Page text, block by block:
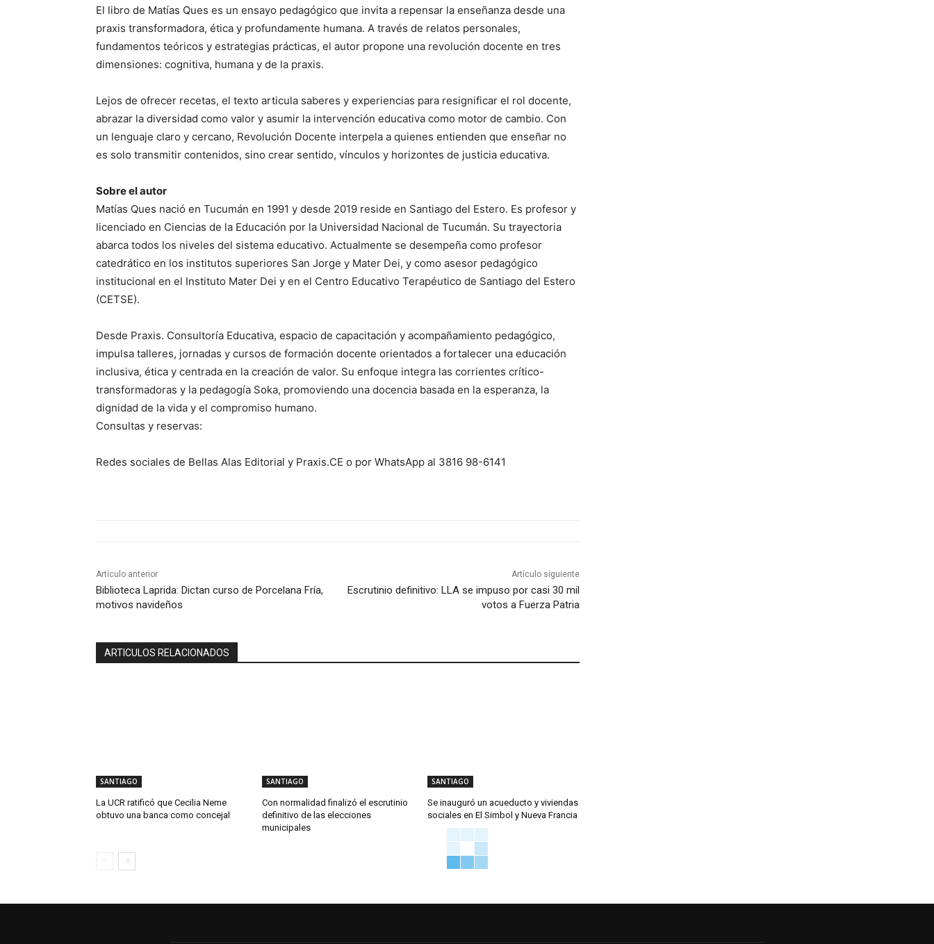
El libro de Matías Ques es un ensayo pedagógico que invita a repensar la enseñanza desde una
praxis transformadora, ética y profundamente humana. A través de relatos personales,
fundamentos teóricos y estrategias prácticas, el autor propone una revolución docente en tres
dimensiones: cognitiva, humana y de la praxis.
Lejos de ofrecer recetas, el texto articula saberes y experiencias para resignificar el rol docente,
abrazar la diversidad como valor y asumir la intervención educativa como motor de cambio. Con
un lenguaje claro y cercano, Revolución Docente interpela a quienes entienden que enseñar no
es solo transmitir contenidos, sino crear sentido, vínculos y horizontes de justicia educativa.
Sobre el autor
Matías Ques nació en Tucumán en 1991 y desde 2019 reside en Santiago del Estero. Es profesor y
licenciado en Ciencias de la Educación por la Universidad Nacional de Tucumán. Su trayectoria
abarca todos los niveles del sistema educativo. Actualmente se desempeña como profesor
catedrático en los institutos superiores San Jorge y Mater Dei, y como asesor pedagógico
institucional en el Instituto Mater Dei y en el Centro Educativo Terapéutico de Santiago del Estero
(CETSE).
Desde Praxis. Consultoría Educativa, espacio de capacitación y acompañamiento pedagógico,
impulsa talleres, jornadas y cursos de formación docente orientados a fortalecer una educación
inclusiva, ética y centrada en la creación de valor. Su enfoque integra las corrientes crítico-
transformadoras y la pedagogía Soka, promoviendo una docencia basada en la esperanza, la
dignidad de la vida y el compromiso humano.
Consultas y reservas:
Redes sociales de Bellas Alas Editorial y Praxis.CE o por WhatsApp al 3816 98-6141
Artículo anterior
Biblioteca Laprida: Dictan curso de Porcelana Fría,
motivos navideños
Artículo siguiente
Escrutinio definitivo: LLA se impuso por casi 30 mil
votos a Fuerza Patria
ARTICULOS RELACIONADOS
SANTIAGO
La UCR ratificó que Cecilia Neme
obtuvo una banca como concejal
SANTIAGO
Con normalidad finalizó el escrutinio
definitivo de las elecciones
municipales
SANTIAGO
Se inauguró un acueducto y viviendas
sociales en El Simbol y Nueva Francia